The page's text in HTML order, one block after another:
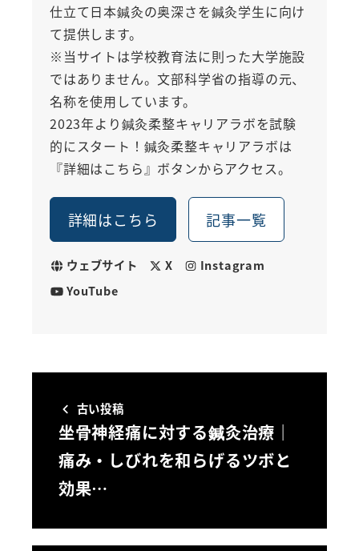
仕立て日本鍼灸の奥深さを鍼灸学生に向け
て提供します。
※当サイトは学校教育法に則った大学施設
ではありません。文部科学省の指導の元、
名称を使用しています。
2023年より鍼灸柔整キャリアラボを試験
的にスタート！鍼灸柔整キャリアラボは
『詳細はこちら』ボタンからアクセス。
詳細はこちら 記事一覧
ウェブサイト X
Instagram
YouTube
古い投稿
坐骨神経痛に対する鍼灸治療｜
痛み・しびれを和らげるツボと
効果…